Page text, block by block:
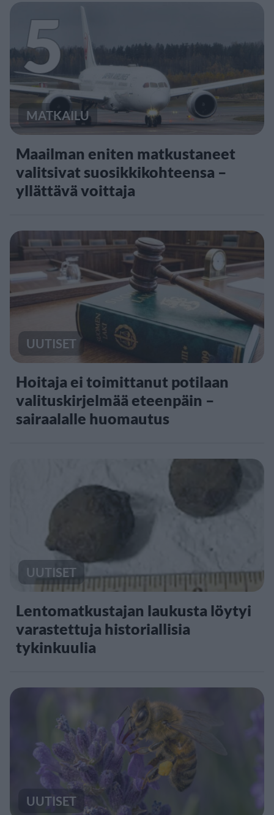
5
MATKAILU
Maailman eniten matkustaneet
valitsivat suosikkikohteensa –
yllättävä voittaja
UUTISET
Hoitaja ei toimittanut potilaan
valituskirjelmää eteenpäin –
sairaalalle huomautus
UUTISET
Lentomatkustajan laukusta löytyi
varastettuja historiallisia
tykinkuulia
UUTISET